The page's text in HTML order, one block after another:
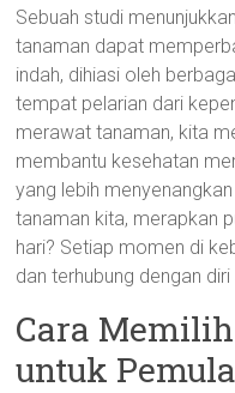
Sebuah studi
tanaman dapat
indah, dihiasi oleh
tempat pelarian dari
merawat tanaman, kita
membantu kesehatan
yang lebih
tanaman kita, merapkan
hari? Setiap momen di
dan terhubung dengan diri
Cara
untuk Pemula